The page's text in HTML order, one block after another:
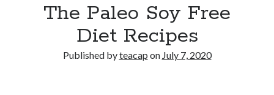
The Paleo Soy Free
Diet Recipes
Published byteacap on July 7, 2020